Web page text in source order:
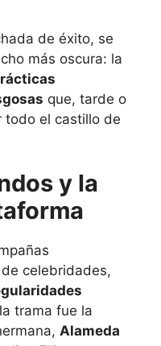
de éxito, se
más oscura: la
que, tarde o
todo el castillo de
y la
celebridades,
trama fue la
Alameda